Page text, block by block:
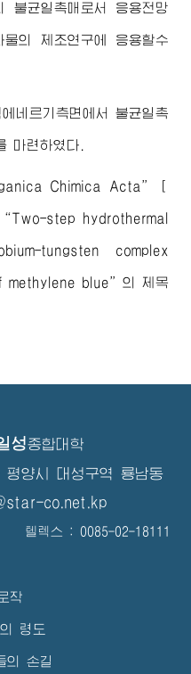
불균일촉매로서 응용전망
물의 제조연구에 응용할수
네르기측면에서 불균일촉
마련하였다.
Chimica Acta”［
step hydrothermal
tungsten complex
blue”의 제목
성종합대학
평양시 대성구역 룡남동
co.net.kp
텔렉스 : 0085-02-18111
작
령도
의 손길